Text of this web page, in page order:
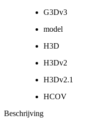
G3Dv3
model
H3D
H3Dv2
H3Dv2.1
HCOV
Beschrijving